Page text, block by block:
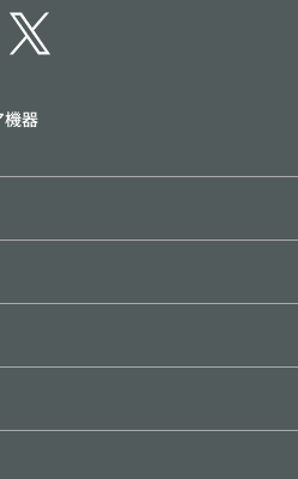
機器